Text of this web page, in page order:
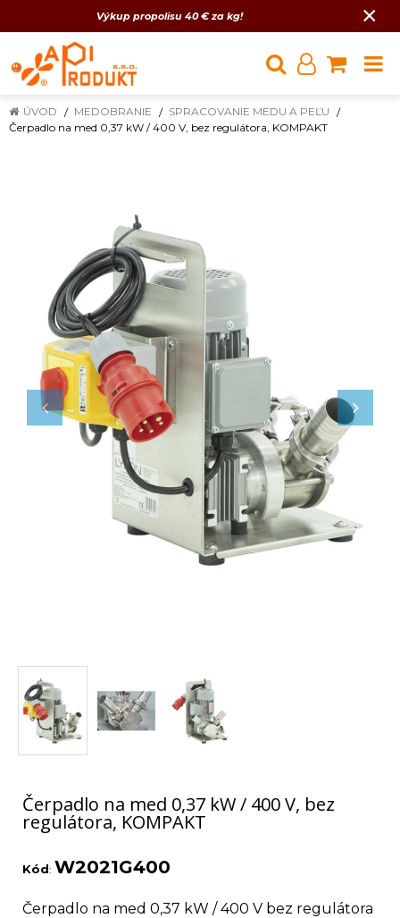
Výkup propolisu 40 € za kg! ×
ÚVOD MEDOBRANIE
SPRACOVANIE MEDU A PEĽU
Čerpadlo na med 0,37 kW / 400 V, bez regulátora, KOMPAKT
Čerpadlo na med 0,37 kW / 400 V, bez
regulátora, KOMPAKT
Kód: W2021G400
Čerpadlo na med 0,37 kW / 400 V bez regulátora